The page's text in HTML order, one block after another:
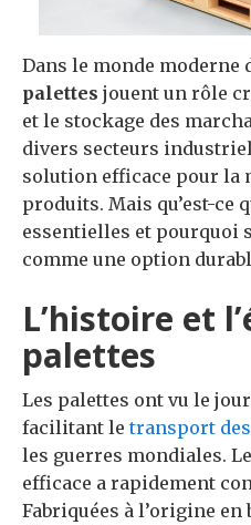
Dans le monde moderne
palettes jouent un rôle
et le stockage des
divers secteurs
solution efficace pour la
produits. Mais qu’est-ce
essentielles et pourquoi
comme une option
L’histoire et
palettes
Les palettes ont vu le
facilitant le transport
les guerres mondiales.
efficace a rapidement
Fabriquées à l’origine en